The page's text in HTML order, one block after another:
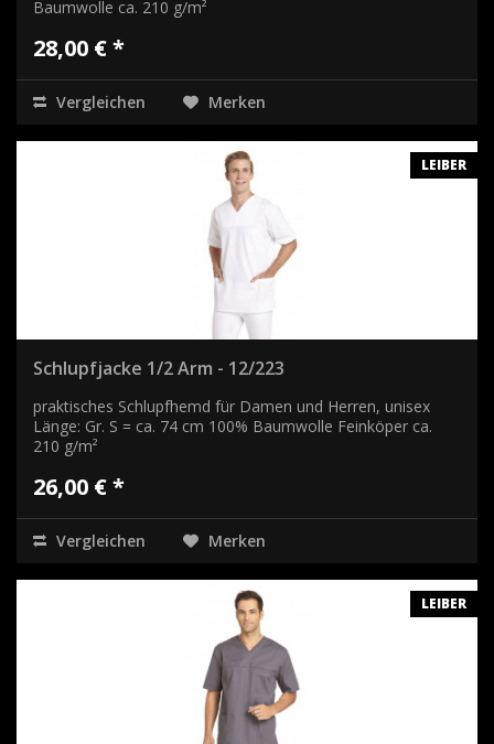
Baumwolle ca. 210 g/m²
28,00 € *
Vergleichen Merken
LEIBER
Schlupfjacke 1/2 Arm - 12/223
praktisches Schlupfhemd für Damen und Herren, unisex
Länge: Gr. S = ca. 74 cm 100% Baumwolle Feinköper ca.
210 g/m²
26,00 € *
Vergleichen Merken
LEIBER